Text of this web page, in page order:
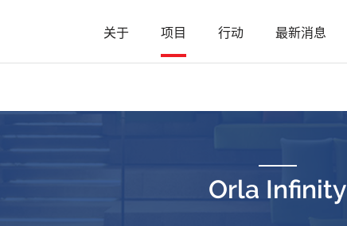
关于 项目 行动 最新消息
Orla Infinity